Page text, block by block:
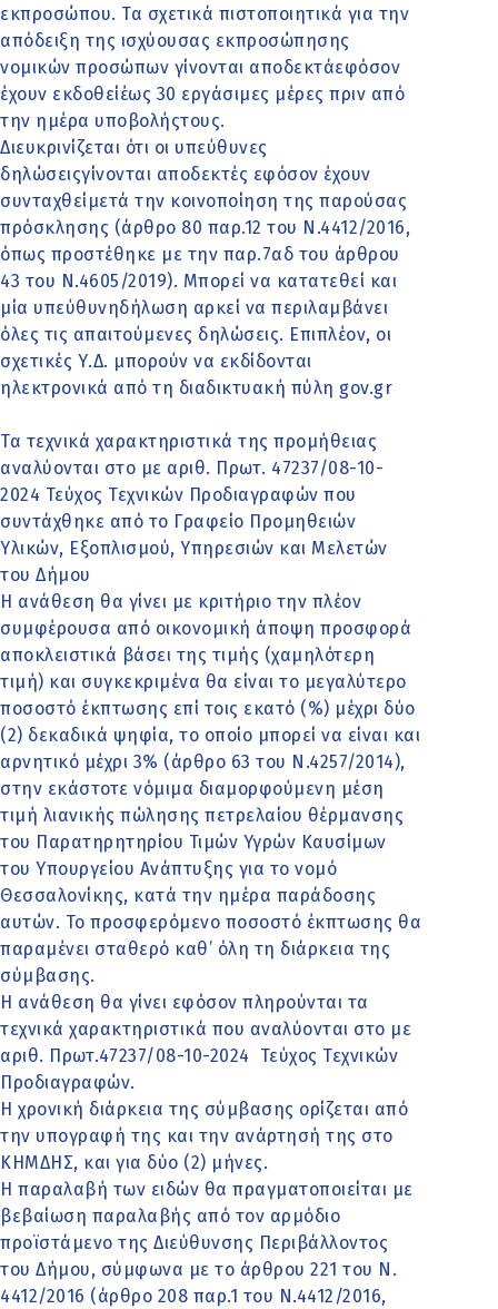
εκπροσώπου. Τα σχετικά πιστοποιητικά για την
απόδειξη της ισχύουσας εκπροσώπησης
νομικών προσώπων γίνονται αποδεκτάεφόσον
έχουν εκδοθείέως 30 εργάσιμες μέρες πριν από
την ημέρα υποβολήςτους.
Διευκρινίζεται ότι οι υπεύθυνες
δηλώσειςγίνονται αποδεκτές εφόσον έχουν
συνταχθείμετά την κοινοποίηση της παρούσας
πρόσκλησης (άρθρο 80 παρ.12 του Ν.4412/2016,
όπως προστέθηκε με την παρ.7αδ του άρθρου
43 του Ν.4605/2019). Μπορεί να κατατεθεί και
μία υπεύθυνηδήλωση αρκεί να περιλαμβάνει
όλες τις απαιτούμενες δηλώσεις. Επιπλέον, οι
σχετικές Υ.Δ. μπορούν να εκδίδονται
ηλεκτρονικά από τη διαδικτυακή πύλη gov.gr
Τα τεχνικά χαρακτηριστικά της προμήθειας
αναλύονται στο με αριθ. Πρωτ. 47237/08-10-
2024 Τεύχος Τεχνικών Προδιαγραφών που
συντάχθηκε από το Γραφείο Προμηθειών
Υλικών, Εξοπλισμού, Υπηρεσιών και Μελετών
του Δήμου
Η ανάθεση θα γίνει με κριτήριο την πλέον
συμφέρουσα από οικονομική άποψη προσφορά
αποκλειστικά βάσει της τιμής (χαμηλότερη
τιμή) και συγκεκριμένα θα είναι το μεγαλύτερο
ποσοστό έκπτωσης επί τοις εκατό (%) μέχρι δύο
(2) δεκαδικά ψηφία, το οποίο μπορεί να είναι και
αρνητικό μέχρι 3% (άρθρο 63 του Ν.4257/2014),
στην εκάστοτε νόμιμα διαμορφούμενη μέση
τιμή λιανικής πώλησης πετρελαίου θέρμανσης
του Παρατηρητηρίου Τιμών Υγρών Καυσίμων
του Υπουργείου Ανάπτυξης για τo νομό
Θεσσαλονίκης, κατά την ημέρα παράδοσης
αυτών. Το προσφερόμενο ποσοστό έκπτωσης θα
παραμένει σταθερό καθ’ όλη τη διάρκεια της
σύμβασης.
Η ανάθεση θα γίνει εφόσον πληρούνται τα
τεχνικά χαρακτηριστικά που αναλύονται στο με
αριθ. Πρωτ.47237/08-10-2024 Τεύχος Τεχνικών
Προδιαγραφών.
Η χρονική διάρκεια της σύμβασης ορίζεται από
την υπογραφή της και την ανάρτησή της στο
ΚΗΜΔΗΣ, και για δύο (2) μήνες.
Η παραλαβή των ειδών θα πραγματοποιείται με
βεβαίωση παραλαβής από τον αρμόδιο
προϊστάμενο της Διεύθυνσης Περιβάλλοντος
του Δήμου, σύμφωνα με το άρθρου 221 του Ν.
4412/2016 (άρθρο 208 παρ.1 του Ν.4412/2016,